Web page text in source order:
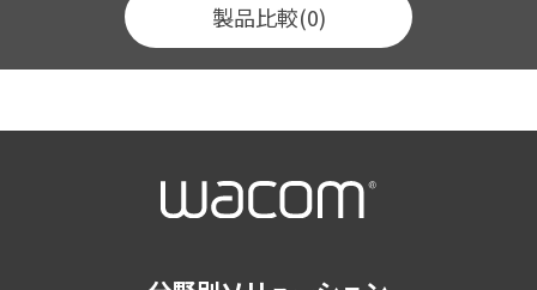
製品比較(0)